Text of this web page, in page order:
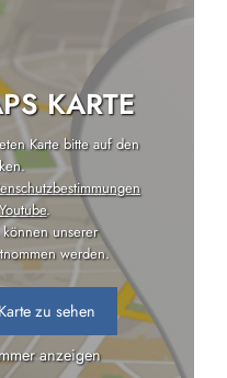
KARTE
Karte bitte auf den
.
unserer
werden.
zu sehen
anzeigen